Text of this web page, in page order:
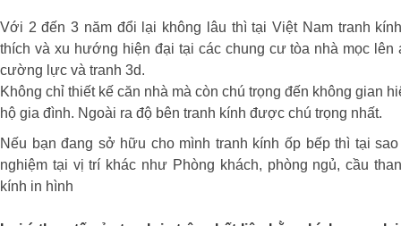
Với 2 đến 3 năm đổi lại không lâu thì tại Việt Nam tranh
thích và xu hướng hiện đại tại các chung cư tòa nhà mọc lên
cường lực và tranh 3d.
Không chỉ thiết kế căn nhà mà còn chú trọng đến không gian
hộ gia đình. Ngoài ra độ bên tranh kính được chú trọng nhất.
Nếu bạn đang sở hữu cho mình tranh kính ốp bếp thì tại
nghiệm tại vị trí khác như Phòng khách, phòng ngủ, cầu
kính in hình